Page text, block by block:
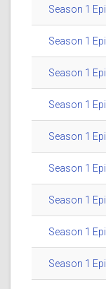
Season 1
Season 1
Season 1
Season 1
Season 1
Season 1
Season 1
Season 1
Season 1